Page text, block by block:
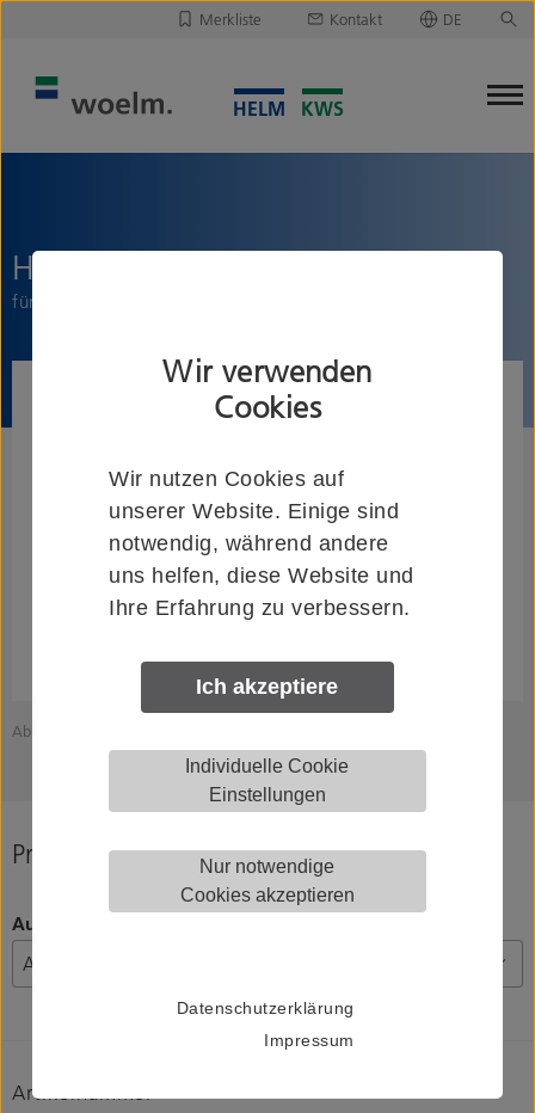
Wir verwenden
Cookies
Wir nutzen Cookies auf
unserer Website. Einige sind
notwendig, während andere
uns helfen, diese Website und
Ihre Erfahrung zu verbessern.
Ich akzeptiere
Individuelle Cookie
Einstellungen
Nur notwendige
Cookies akzeptieren
Datenschutzerklärung
Impressum
Merkliste Kontakt DE
HELM GT-S 150 Blende
für deckenbündige Montage
Abbildung zeigt HELM 0058180
Produkt konfigurieren
Ausführung, Länge
Artikelnummer